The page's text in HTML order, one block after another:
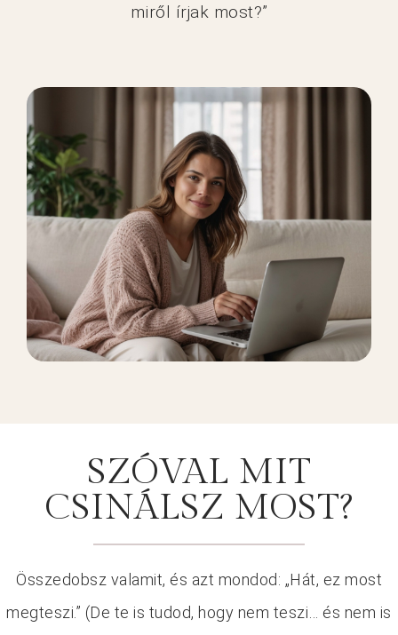
miről írjak most?”
SZÓVAL MIT
CSINÁLSZ MOST?
Összedobsz valamit, és azt mondod: „Hát, ez most
megteszi.” (De te is tudod, hogy nem teszi… és nem is